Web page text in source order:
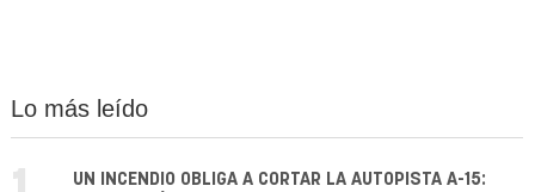
Lo más leído
UN INCENDIO OBLIGA A CORTAR LA AUTOPISTA A-15: